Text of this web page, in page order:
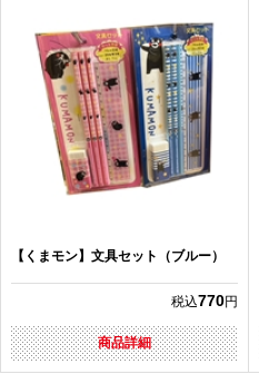
【くまモン】文具セット（ブルー）
税込770円
商品詳細